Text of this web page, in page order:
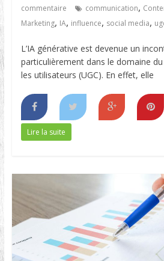
commentaire
communication,
Marketing, IA, influence, social media,
L’IA générative est devenue un
particulièrement dans le domaine
les utilisateurs (UGC). En effet, elle
Lire la suite